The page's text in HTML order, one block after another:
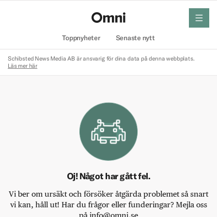
Toppnyheter Senaste nytt
meny
Schibsted News Media AB är ansvarig för dina data på denna webbplats.
Läs mer här
Oj! Något har gått fel.
Vi ber om ursäkt och försöker åtgärda problemet så snart
vi kan, håll ut! Har du frågor eller funderingar? Mejla oss